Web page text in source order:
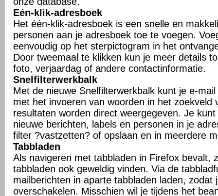
Eén-klik-adresboek
Het één-klik-adresboek is een snelle en
personen aan je adresboek toe te voegen.
eenvoudig op het sterpictogram in het
Door tweemaal te klikken kun je meer details
foto, verjaardag of andere contactinformatie.
Snelfilterwerkbalk
Met de nieuwe Snelfilterwerkbalk kunt je e-
met het invoeren van woorden in het zoekveld
resultaten worden direct weergegeven. Je
nieuwe berichten, labels en personen in je
filter ?vastzetten? of opslaan en in meerdere
Tabbladen
Als navigeren met tabbladen in Firefox bevalt,
tabbladen ook geweldig vinden. Via de
mailberichten in aparte tabbladen laden, zodat
overschakelen. Misschien wil je tijdens het